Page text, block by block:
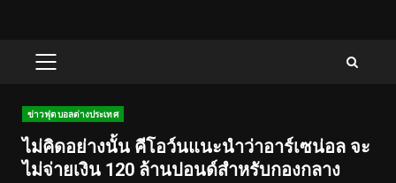
PRIMARY
ข่าวฟุตบอลต่างประเทศ
ไม่คิดอย่างนั้น คีโอว์นแนะนำว่าอาร์เซน่อล จะ
ไม่จ่ายเงิน 120 ล้านปอนด์สำหรับกองกลาง